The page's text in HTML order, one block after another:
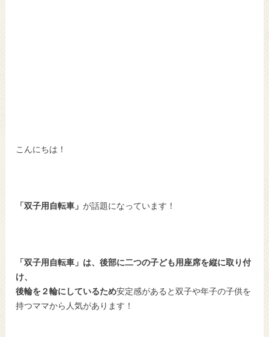
こんにちは！
「双子用自転車」が話題になっています！
「双子用自転車」は、後部に二つの子ども用座席を縦に取り付
け、
後輪を２輪にしているため安定感があると双子や年子の子供を
持つママから人気があります！